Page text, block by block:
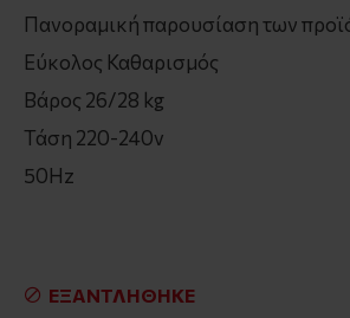
Πανοραμική παρουσίαση των
Εύκολος Καθαρισμός
Βάρος 26/28 kg
Τάση 220-240v
50Hz
ΕΞΑΝΤΛΉΘΗΚΕ